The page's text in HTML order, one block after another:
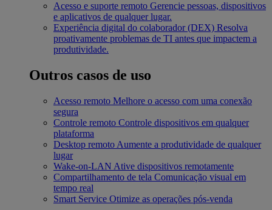
Acesso e suporte remoto Gerencie pessoas, dispositivos
e aplicativos de qualquer lugar.
Experiência digital do colaborador (DEX) Resolva
proativamente problemas de TI antes que impactem a
produtividade.
Outros casos de uso
Acesso remoto Melhore o acesso com uma conexão
segura
Controle remoto Controle dispositivos em qualquer
plataforma
Desktop remoto Aumente a produtividade de qualquer
lugar
Wake-on-LAN Ative dispositivos remotamente
Compartilhamento de tela Comunicação visual em
tempo real
Smart Service Otimize as operações pós-venda